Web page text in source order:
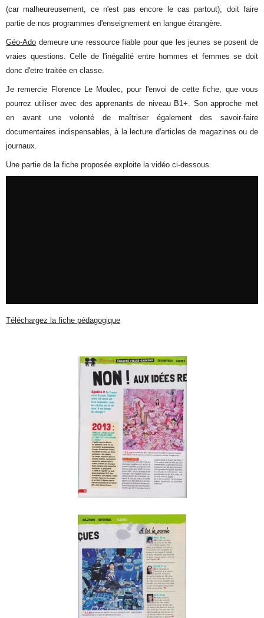
(car malheureusement, ce n'est pas encore le cas partout), doit faire
partie de nos programmes d'enseignement en langue étrangère.
Géo-Ado demeure une ressource fiable pour que les jeunes se posent de
vraies questions. Celle de l'inégalité entre hommes et femmes se doit
donc d'etre traitée en classe.
Je remercie Florence Le Moulec, pour l'envoi de cette fiche, que vous
pourrez utiliser avec des apprenants de niveau B1+. Son approche met
en avant une volonté de maîtriser également des savoir-faire
documentaires indispensables, à la lecture d'articles de magazines ou de
journaux.
Une partie de la fiche proposée exploite la vidéo ci-dessous
Téléchargez la fiche pédagogique